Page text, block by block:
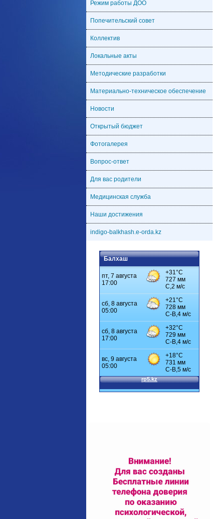
Режим работы ДОО
Попечительский совет
Коллектив
Локальные акты
Методические разработки
Материально-техническое обеспечение
Новости
Открытый бюджет
Фотогалерея
Вопрос-ответ
Для вас родители
Медицинская служба
Наши достижения
indigo-balkhash.e-orda.kz
Балхаш